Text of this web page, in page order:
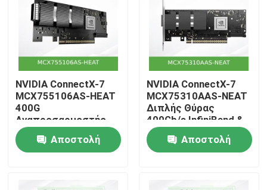
Αρχική
Προϊόντα
Βίντεο
NVIDIA ConnectX-7
MCX755106AS-HEAT
400G
Αναπροσαρμοστής
InfiniBand0,
Ασφάλεια και
αποθήκευση με
Αποστολή
NVIDIA ConnectX-7
MCX75310AAS-NEAT
Διπλής Θύρας
400Gb/s InfiniBand &
Ethernet Smart
Adapter – PCIe 5.0
x16, NDR
Αποστολή